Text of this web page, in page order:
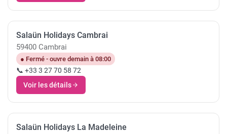
Salaün Holidays Cambrai
59400 Cambrai
● Fermé - ouvre demain à 08:00
📞 +33 3 27 70 58 72
Voir les détails
Salaün Holidays La Madeleine